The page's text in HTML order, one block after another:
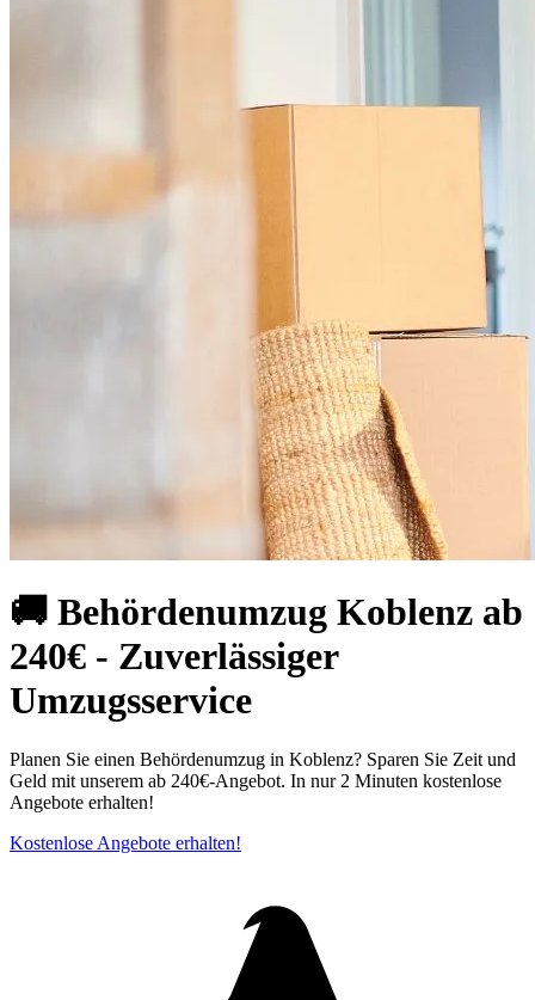
🚚 Behördenumzug Koblenz ab
240€ - Zuverlässiger
Umzugsservice
Planen Sie einen Behördenumzug in Koblenz? Sparen Sie Zeit und
Geld mit unserem ab 240€-Angebot. In nur 2 Minuten kostenlose
Angebote erhalten!
Kostenlose Angebote erhalten!